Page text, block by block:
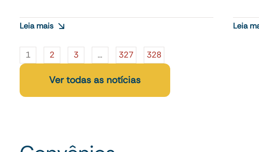
Leia mais Leia
1 2 3 … 327 328
Ver todas as notícias